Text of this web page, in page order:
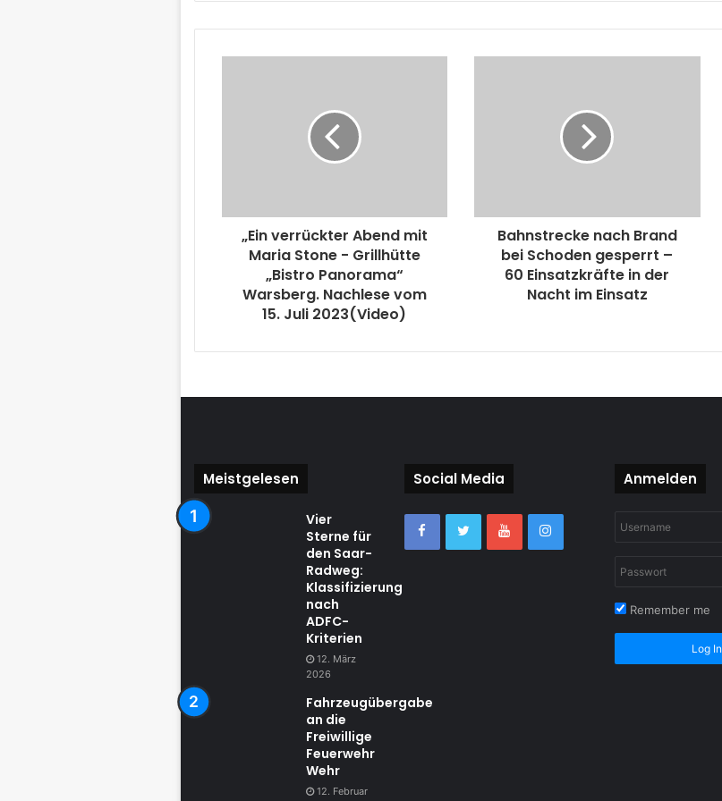
„Ein verrückter Abend mit
Maria Stone - Grillhütte
„Bistro Panorama“
Warsberg. Nachlese vom
15. Juli 2023(Video)
Bahnstrecke nach Brand
bei Schoden gesperrt –
60 Einsatzkräfte in der
Nacht im Einsatz
Meistgelesen
Vier
Sterne für
den Saar-
Radweg:
Klassifizierung
nach
ADFC-
Kriterien
12. März
2026
Fahrzeugübergabe
an die
Freiwillige
Feuerwehr
Wehr
12. Februar
Social Media Anmelden
Remember me
Log In